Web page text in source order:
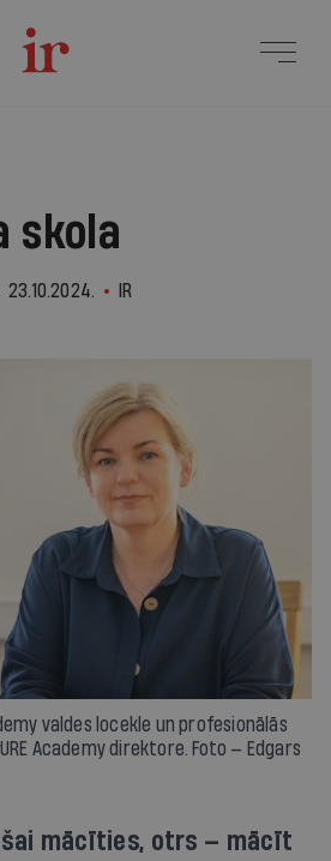
skola
23.10.2024. IR
valdes locekle un profesionālās
Academy direktore. Foto — Edgars
mācīties, otrs — mācīt